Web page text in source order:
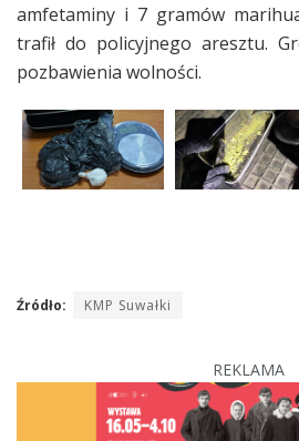
amfetaminy i 7 gramów
trafił do policyjnego aresztu.
pozbawienia wolności.
Źródło: KMP Suwałki
REKLAMA